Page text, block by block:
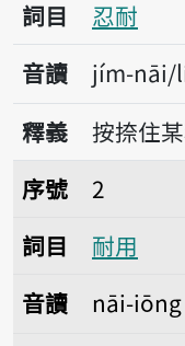
詞目
忍耐
音讀
jím-nāi/
釋義
按捺住
序號2耐用
序號
2
詞目
耐用
音讀
nāi-iōng